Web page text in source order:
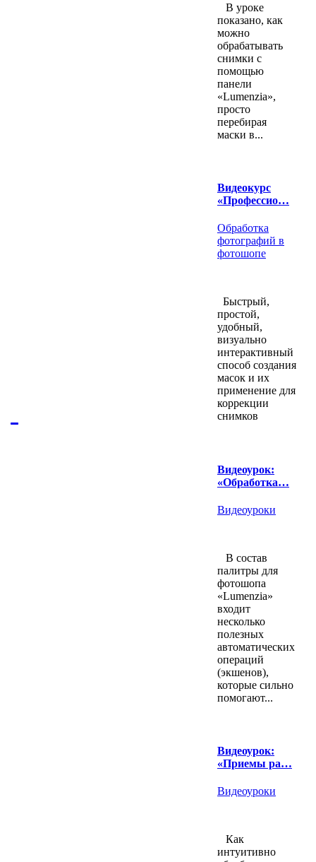
В уроке
показано, как
можно
обрабатывать
снимки с
помощью
панели
«Lumenzia»,
просто
перебирая
маски в...
Видеокурс
«Профессио…
Обработка
фотографий в
фотошопе
Быстрый,
простой,
удобный,
визуально
интерактивный
способ создания
масок и их
применение для
коррекции
снимков
Видеоурок:
«Обработка…
Видеоуроки
В состав
палитры для
фотошопа
«Lumenzia»
входит
несколько
полезных
автоматических
операций
(экшенов),
которые сильно
помогают...
Видеоурок:
«Приемы ра…
Видеоуроки
Как
интуитивно